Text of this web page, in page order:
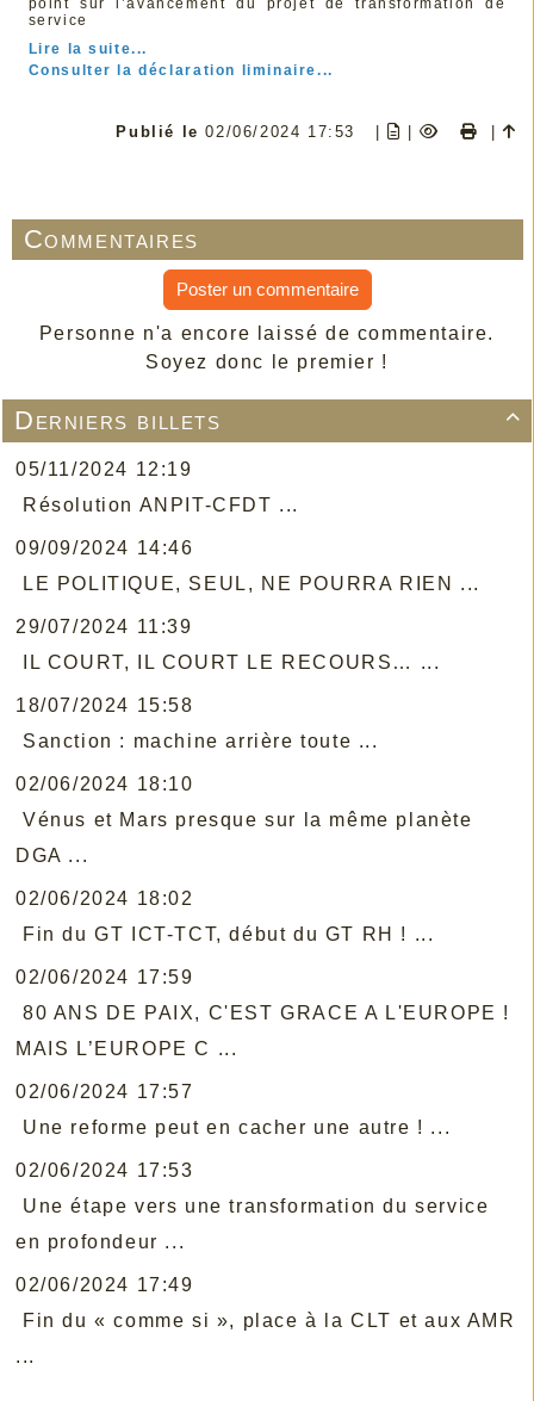

Derniers billets
05/11/2024 12:19
Résolution ANPIT-CFDT ...
09/09/2024 14:46
LE POLITIQUE, SEUL, NE POURRA RIEN ...
29/07/2024 11:39
IL COURT, IL COURT LE RECOURS… ...
18/07/2024 15:58
Sanction : machine arrière toute ...
02/06/2024 18:10
Vénus et Mars presque sur la même planète
DGA ...
02/06/2024 18:02
Fin du GT ICT-TCT, début du GT RH ! ...
02/06/2024 17:59
80 ANS DE PAIX, C'EST GRACE A L'EUROPE !
MAIS L’EUROPE C ...
02/06/2024 17:57
Une reforme peut en cacher une autre ! ...
02/06/2024 17:53
Une étape vers une transformation du service
en profondeur ...
02/06/2024 17:49
Fin du « comme si », place à la CLT et aux AMR
...
service
Lire la suite...
Consulter la déclaration liminaire...
Publié le02/06/2024 17:53 | | |
Commentaires
Poster un commentaire
Personne n'a encore laissé de commentaire.
Soyez donc le premier !